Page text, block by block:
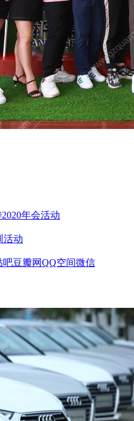
年会活动
活动
吧豆瓣网QQ空间微信